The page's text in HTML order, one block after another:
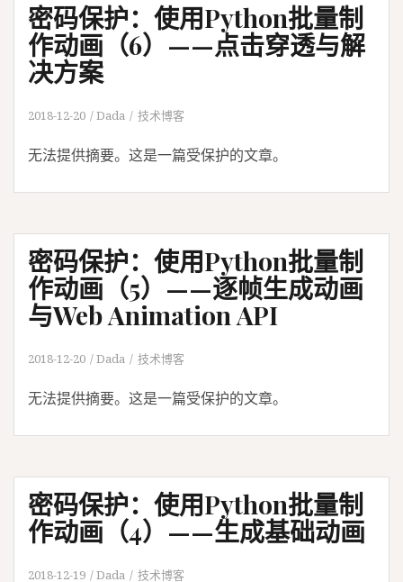
密码保护：使用Python批量制
作动画（6）——点击穿透与解
决方案
2018-12-20 Dada 技术博客
无法提供摘要。这是一篇受保护的文章。
密码保护：使用Python批量制
作动画（5）——逐帧生成动画
与Web Animation API
2018-12-20 Dada 技术博客
无法提供摘要。这是一篇受保护的文章。
密码保护：使用Python批量制
作动画（4）——生成基础动画
2018-12-19 Dada 技术博客